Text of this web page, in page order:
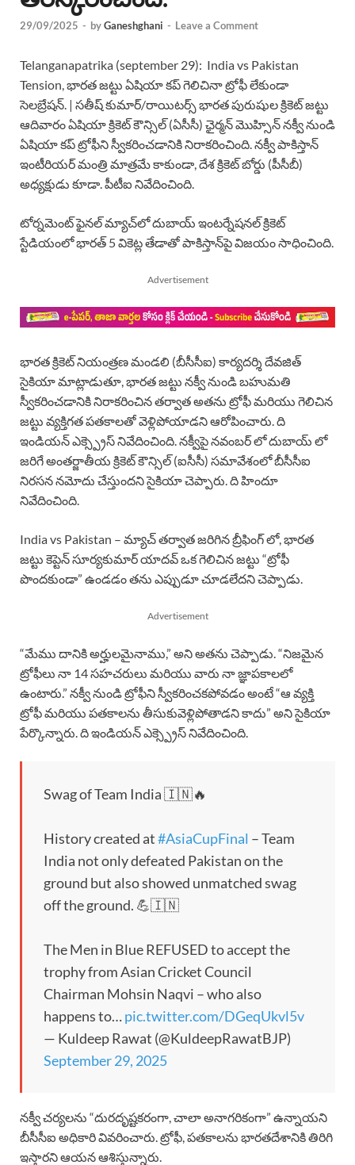
29/09/2025 - byGaneshghani - Leave a Comment
Telanganapatrika (september 29): India vs Pakistan
Tension, భారత జట్టు ఏషియా కప్ గెలిచినా ట్రోఫీ లేకుండా
సెలబ్రేషన్. | సతీష్ కుమార్/రాయిటర్స్ భారత పురుషుల క్రికెట్ జట్టు
ఆదివారం ఏషియా క్రికెట్ కౌన్సిల్ (ఏసీసీ) ఛైర్మన్ మొహ్సిన్ నక్వీ నుండి
ఏషియా కప్ ట్రోఫీని స్వీకరించడానికి నిరాకరించింది. నక్వీ పాకిస్తాన్
ఇంటీరియర్ మంత్రి మాత్రమే కాకుండా, దేశ క్రికెట్ బోర్డు (పీసీబీ)
అధ్యక్షుడు కూడా. పీటీఐ నివేదించింది.
టోర్నమెంట్ ఫైనల్ మ్యాచ్‌లో దుబాయ్ ఇంటర్నేషనల్ క్రికెట్
స్టేడియంలో భారత్ 5 వికెట్ల తేడాతో పాకిస్తాన్‌పై విజయం సాధించింది.
Advertisement
భారత క్రికెట్ నియంత్రణ మండలి (బీసీసీఐ) కార్యదర్శి దేవజిత్
సైకియా మాట్లాడుతూ, భారత జట్టు నక్వీ నుండి బహుమతి
స్వీకరించడానికి నిరాకరించిన తర్వాత అతను ట్రోఫీ మరియు గెలిచిన
జట్టు వ్యక్తిగత పతకాలతో వెళ్లిపోయాడని ఆరోపించారు. ది
ఇండియన్ ఎక్స్ప్రెస్ నివేదించింది. నక్వీపై నవంబర్ లో దుబాయ్ లో
జరిగే అంతర్జాతీయ క్రికెట్ కౌన్సిల్ (ఐసీసీ) సమావేశంలో బీసీసీఐ
నిరసన నమోదు చేస్తుందని సైకియా చెప్పారు. ది హిందూ
నివేదించింది.
India vs Pakistan – మ్యాచ్ తర్వాత జరిగిన బ్రీఫింగ్ లో, భారత
జట్టు కెప్టెన్ సూర్యకుమార్ యాదవ్ ఒక గెలిచిన జట్టు “ట్రోఫీ
పొందకుండా” ఉండడం తను ఎప్పుడూ చూడలేదని చెప్పాడు.
Advertisement
“మేము దానికి అర్హులమైనాము,” అని అతను చెప్పాడు. “నిజమైన
ట్రోఫీలు నా 14 సహచరులు మరియు వారు నా జ్ఞాపకాలలో
ఉంటారు.” నక్వీ నుండి ట్రోఫీని స్వీకరించకపోవడం అంటే “ఆ వ్యక్తి
ట్రోఫీ మరియు పతకాలను తీసుకువెళ్లిపోతాడని కాదు” అని సైకియా
పేర్కొన్నారు. ది ఇండియన్ ఎక్స్ప్రెస్ నివేదించింది.
Swag of Team India 🇮🇳🔥
History created at#AsiaCupFinal – Team
India not only defeated Pakistan on the
ground but also showed unmatched swag
off the ground. 💪🇮🇳
The Men in Blue REFUSED to accept the
trophy from Asian Cricket Council
Chairman Mohsin Naqvi – who also
happens to…pic.twitter.com/DGeqUkvl5v
— Kuldeep Rawat (@KuldeepRawatBJP)
September 29, 2025
నక్వీ చర్యలను “దురదృష్టకరంగా, చాలా అనాగరికంగా” ఉన్నాయని
బీసీసీఐ అధికారి వివరించారు. ట్రోఫీ, పతకాలను భారతదేశానికి తిరిగి
ఇస్తారని ఆయన ఆశిస్తున్నారు.